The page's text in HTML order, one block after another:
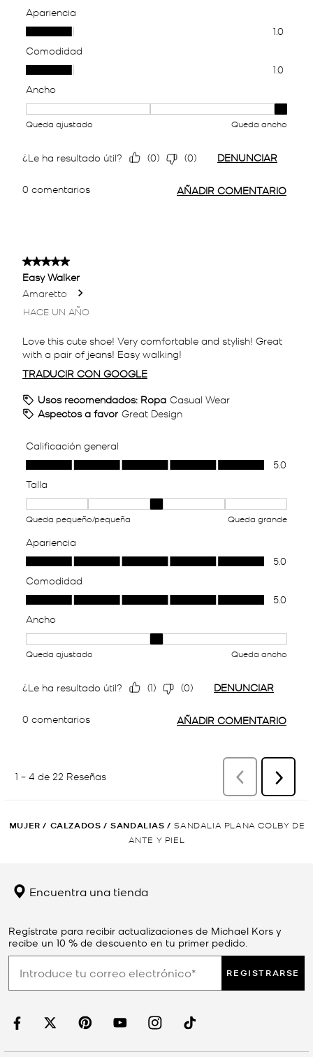
MUJER / CALZADOS / SANDALIAS / SANDALIA PLANA COLBY DE
ANTE Y PIEL
Encuentra una tienda
Regístrate para recibir actualizaciones de Michael Kors y
recibe un 10 % de descuento en tu primer pedido.
REGISTRARSE